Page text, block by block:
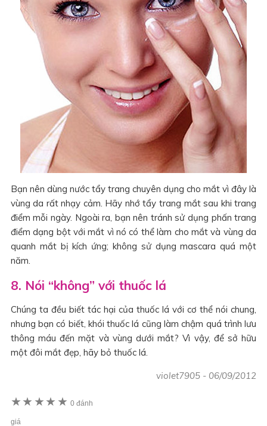
Bạn nên dùng nước tẩy trang chuyên dụng cho mắt vì đây là
vùng da rất nhạy cảm. Hãy nhớ tẩy trang mắt sau khi trang
điểm mỗi ngày. Ngoài ra, bạn nên tránh sử dụng phấn trang
điểm dạng bột với mắt vì nó có thể làm cho mắt và vùng da
quanh mắt bị kích ứng; không sử dụng mascara quá một
năm.
8. Nói “không” với thuốc lá
Chúng ta đều biết tác hại của thuốc lá với cơ thể nói chung,
nhưng bạn có biết, khói thuốc lá cũng làm chậm quá trình lưu
thông máu đến mặt và vùng dưới mắt? Vì vậy, để sở hữu
một đôi mắt đẹp, hãy bỏ thuốc lá.
violet7905 - 06/09/2012
★ ★ ★ ★ ★ 0 đánh
giá